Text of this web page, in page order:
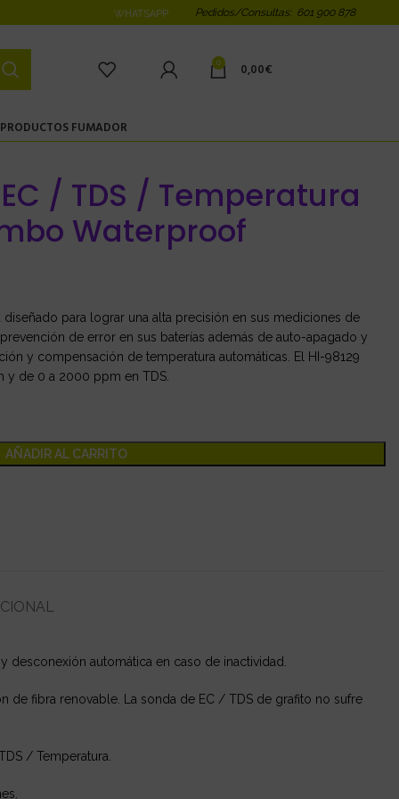
WHATSAPP Pedidos/Consultas: 601 900 878
0 0,00€
PRODUCTOS FUMADOR
/ TDS / Temperatura
Waterproof
para lograr una alta precisión en sus mediciones de
de error en sus baterías además de auto-apagado y
y compensación de temperatura automáticas. El HI-98129
y de 0 a 2000 ppm en TDS.
AÑADIR AL CARRITO
desconexión automática en caso de inactividad.
de fibra renovable. La sonda de EC / TDS de grafito no sufre
/ Temperatura.